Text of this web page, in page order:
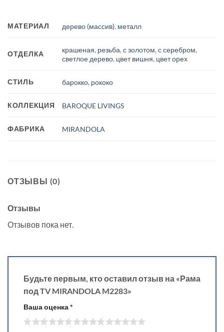
МАТЕРИАЛ дерево (массив), металл
ОТДЕЛКА
крашеная, резьба,с золотом,с серебром,
светлое дерево, цвет вишня, цвет орех
СТИЛЬ барокко, рококо
КОЛЛЕКЦИЯ BAROQUE LIVINGS
ФАБРИКА MIRANDOLA
ОТЗЫВЫ (0)
Отзывы
Отзывов пока нет.
Будьте первым, кто оставил отзыв на «Рама
под TV MIRANDOLA M2283»
Ваша оценка*